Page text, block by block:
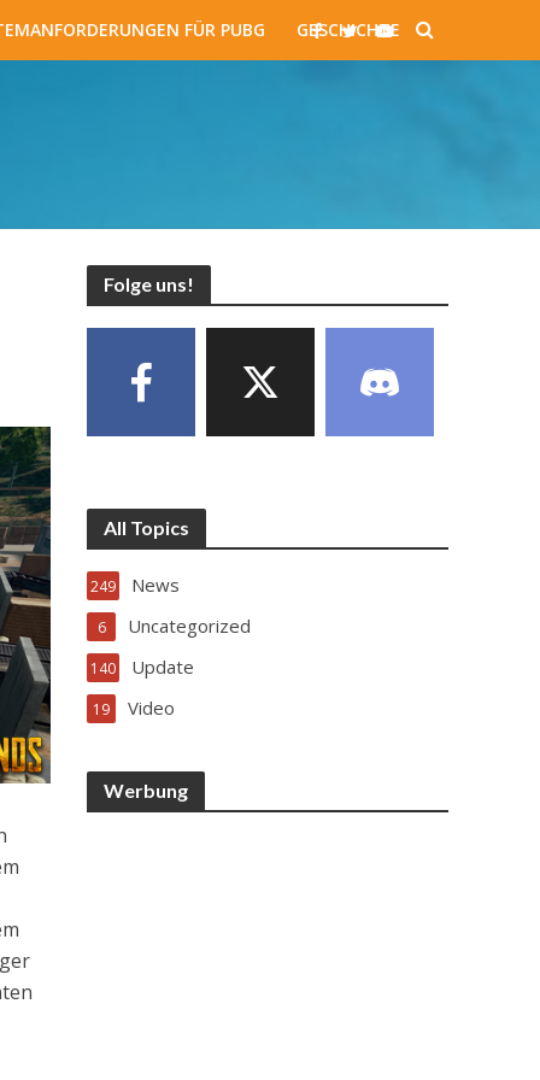
FÜR PUBG GESCHICHTE
Folge uns!
All Topics
News
249
Uncategorized
6
Update
140
Video
19
Werbung